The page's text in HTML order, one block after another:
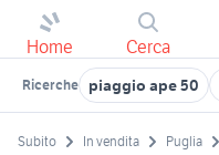
Home Cerca
Ricerche piaggio ape 50
Subito In vendita Puglia